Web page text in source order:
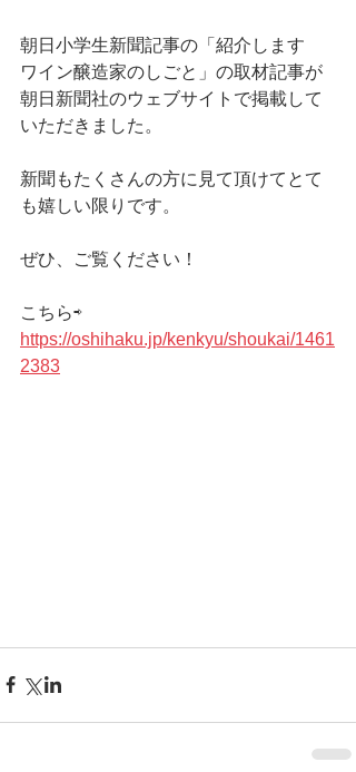
朝日小学生新聞記事の「紹介します
ワイン醸造家のしごと」の取材記事が
朝日新聞社のウェブサイトで掲載して
いただきました。
新聞もたくさんの方に見て頂けてとて
も嬉しい限りです。
ぜひ、ご覧ください！
こちら⇨
https://oshihaku.jp/kenkyu/shoukai/1461
2383